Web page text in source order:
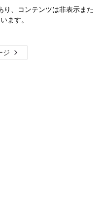
り、コンテンツは非表示また
ます。
ジ